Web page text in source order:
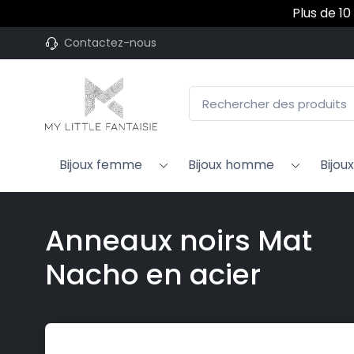
Plus de
Contactez-nous
Bijoux femme Bijoux homme
Anneaux noirs Mat
Nacho en acier